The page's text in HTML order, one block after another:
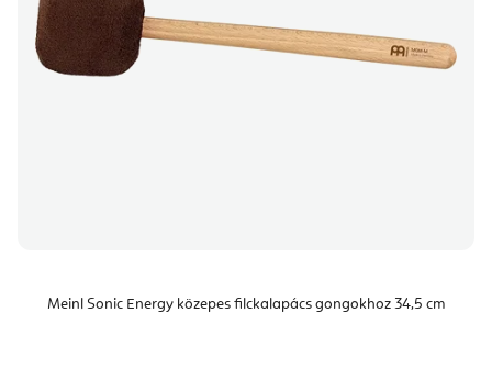
Meinl Sonic Energy közepes filckalapács gongokhoz 34,5 cm